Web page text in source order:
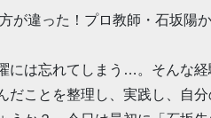
が違った！プロ教師・石坂陽
は忘れてしまう…。そんな
ことを整理し、実践し、自